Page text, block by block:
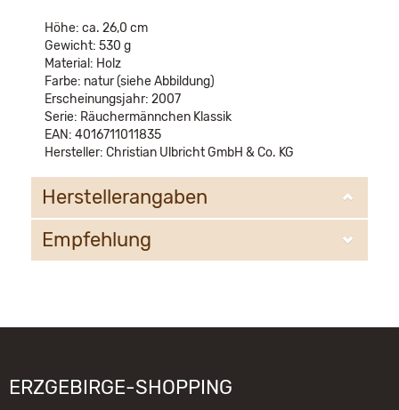
Höhe: ca. 26,0 cm
Gewicht: 530 g
Material: Holz
Farbe: natur (siehe Abbildung)
Erscheinungsjahr: 2007
Serie: Räuchermännchen Klassik
EAN: 4016711011835
Hersteller: Christian Ulbricht GmbH & Co. KG
Herstellerangaben
Christian Ulbricht GmbH & Co. KG
Empfehlung
ERZGEBIRGE-SHOPPING